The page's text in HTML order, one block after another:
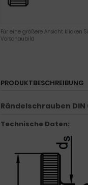
Für eine größere Ansicht klicken
Vorschaubild
PRODUKTBESCHREIBUNG
Rändelschrauben DIN
Technische Daten: